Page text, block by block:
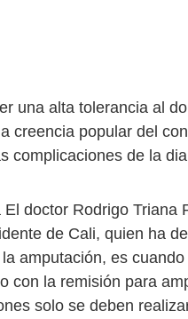
una alta tolerancia al
creencia popular del
complicaciones de la
doctor Rodrigo Triana
de Cali, quien ha
amputación, es cuando
con la remisión para
solo se deben